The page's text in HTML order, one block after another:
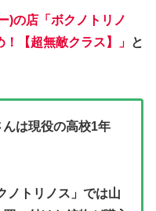
)の店「ボクノトリノ
【超無敵クラス】」 と
んは現役の高校1年
ノトリノス」では山